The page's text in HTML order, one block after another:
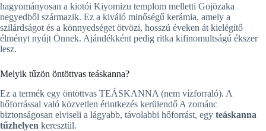
hagyományosan a kiotói Kiyomizu templom melletti Gojōzaka
negyedből származik. Ez a kiváló minőségű kerámia, amely a
szilárdságot és a könnyedséget ötvözi, hosszú éveken át kielégítő
élményt nyújt Önnek. Ajándékként pedig ritka kifinomultságú ékszer
lesz.
Melyik tűzön öntöttvas teáskanna?
Ez a termék egy öntöttvas TEÁSKANNA (nem vízforraló). A
hőforrással való közvetlen érintkezés kerülendő A zománc
biztonságosan elviseli a lágyabb, távolabbi hőforrást, egy teáskanna
tűzhelyen keresztül.